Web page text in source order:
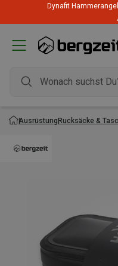
Dynafit
AusrüstungRucksäcke &